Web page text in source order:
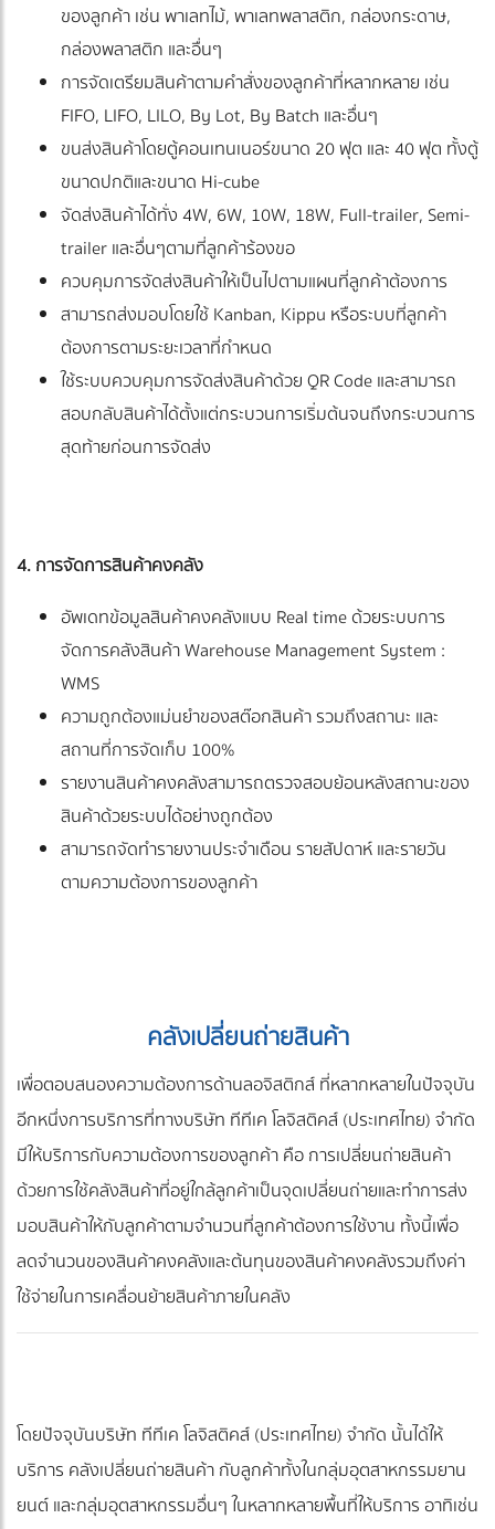
ของลูกค้า เช่น พาเลทไม้, พาเลทพลาสติก, กล่องกระดาษ,
กล่องพลาสติก และอื่นๆ
การจัดเตรียมสินค้าตามคำสั่งของลูกค้าที่หลากหลาย เช่น
FIFO, LIFO, LILO, By Lot, By Batch และอื่นๆ
ขนส่งสินค้าโดยตู้คอนเทนเนอร์ขนาด 20 ฟุต และ 40 ฟุต ทั้งตู้
ขนาดปกติและขนาด Hi-cube
จัดส่งสินค้าได้ทั่ง 4W, 6W, 10W, 18W, Full-trailer, Semi-
trailer และอื่นๆตามที่ลูกค้าร้องขอ
ควบคุมการจัดส่งสินค้าให้เป็นไปตามแผนที่ลูกค้าต้องการ
สามารถส่งมอบโดยใช้ Kanban, Kippu หรือระบบที่ลูกค้า
ต้องการตามระยะเวลาที่กำหนด
ใช้ระบบควบคุมการจัดส่งสินค้าด้วย QR Code และสามารถ
สอบกลับสินค้าได้ตั้งแต่กระบวนการเริ่มต้นจนถึงกระบวนการ
สุดท้ายก่อนการจัดส่ง
4. การจัดการสินค้าคงคลัง
อัพเดทข้อมูลสินค้าคงคลังแบบ Real time ด้วยระบบการ
จัดการคลังสินค้า Warehouse Management System :
WMS
ความถูกต้องแม่นยำของสต๊อกสินค้า รวมถึงสถานะ และ
สถานที่การจัดเก็บ 100%
รายงานสินค้าคงคลังสามารถตรวจสอบย้อนหลังสถานะของ
สินค้าด้วยระบบได้อย่างถูกต้อง
สามารถจัดทำรายงานประจำเดือน รายสัปดาห์ และรายวัน
ตามความต้องการของลูกค้า
คลังเปลี่ยนถ่ายสินค้า
เพื่อตอบสนองความต้องการด้านลอจิสติกส์ ที่หลากหลายในปัจจุบัน
อีกหนึ่งการบริการที่ทางบริษัท ทีทีเค โลจิสติคส์ (ประเทศไทย) จำกัด
มีให้บริการกับความต้องการของลูกค้า คือ การเปลี่ยนถ่ายสินค้า
ด้วยการใช้คลังสินค้าที่อยู่ใกล้ลูกค้าเป็นจุดเปลี่ยนถ่ายและทำการส่ง
มอบสินค้าให้กับลูกค้าตามจำนวนที่ลูกค้าต้องการใช้งาน ทั้งนี้เพื่อ
ลดจำนวนของสินค้าคงคลังและต้นทุนของสินค้าคงคลังรวมถึงค่า
ใช้จ่ายในการเคลื่อนย้ายสินค้าภายในคลัง
โดยปัจจุบันบริษัท ทีทีเค โลจิสติคส์ (ประเทศไทย) จำกัด นั้นได้ให้
บริการ คลังเปลี่ยนถ่ายสินค้า กับลูกค้าทั้งในกลุ่มอุตสาหกรรมยาน
ยนต์ และกลุ่มอุตสาหกรรมอื่นๆ ในหลากหลายพื้นที่ให้บริการ อาทิเช่น